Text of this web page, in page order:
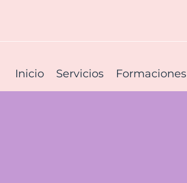
Inicio Servicios Formaciones